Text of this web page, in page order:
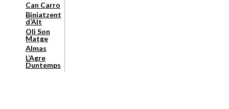
Can Carro
Biniatzent
d’Alt
Oli Son
Matge
Almas
L’Agre
Duntemps